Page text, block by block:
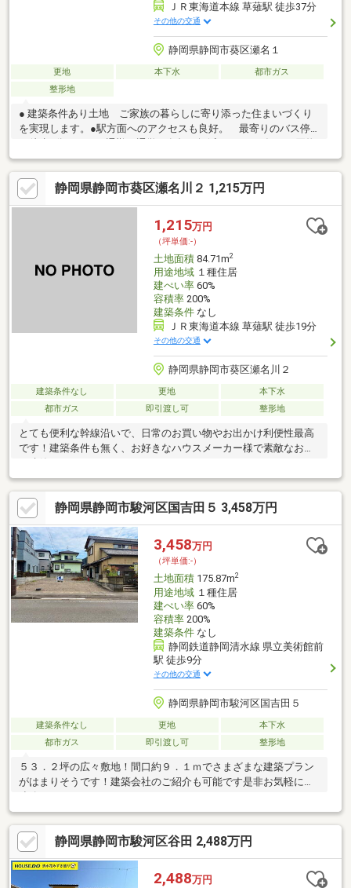
ＪＲ東海道本線 草薙駅 徒歩37分
その他の交通
静岡県静岡市葵区瀬名１
更地 本下水
都市ガス
整形地
● 建築条件あり土地 ご家族の暮らしに寄り添った住まいづくり
を実現します。●駅方面へのアクセスも良好。 最寄りのバス停
がラクになる住環境。 スーパー・コンビニ・ドラッグストアが
徒歩圏に揃っています。●公園や医療施設も充実。 日々の暮ら
しに安心と快適をもたらす、バランスの良い住環境です。
静岡県静岡市葵区瀬名川２ 1,215万円
1,215万円
（坪単価:-）
土地面積84.71m2
用途地域１種住居
建ぺい率60%
容積率200%
建築条件なし
ＪＲ東海道本線 草薙駅 徒歩19分
その他の交通
静岡県静岡市葵区瀬名川２
建築条件なし 更地
本下水
都市ガス
即引渡し可 整形地
とても便利な幹線沿いで、日常のお買い物やお出かけ利便性最高
です！建築条件も無く、お好きなハウスメーカー様で素敵なお家
静岡県静岡市駿河区国吉田５ 3,458万円
3,458万円
（坪単価:-）
土地面積175.87m2
用途地域１種住居
建ぺい率60%
容積率200%
建築条件なし
静岡鉄道静岡清水線 県立美術館前
駅 徒歩9分
その他の交通
静岡県静岡市駿河区国吉田５
建築条件なし 更地
本下水
都市ガス
即引渡し可 整形地
５３．２坪の広々敷地！間口約９．１ｍでさまざまな建築プラン
がはまりそうです！建築会社のご紹介も可能です是非お気軽にご
連絡ください！
静岡県静岡市駿河区谷田 2,488万円
2,488万円